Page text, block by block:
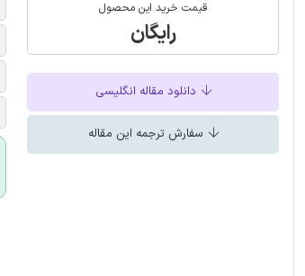
قیمت خرید این محصول
رایگان
دانلود مقاله انگلیسی
سفارش ترجمه این مقاله